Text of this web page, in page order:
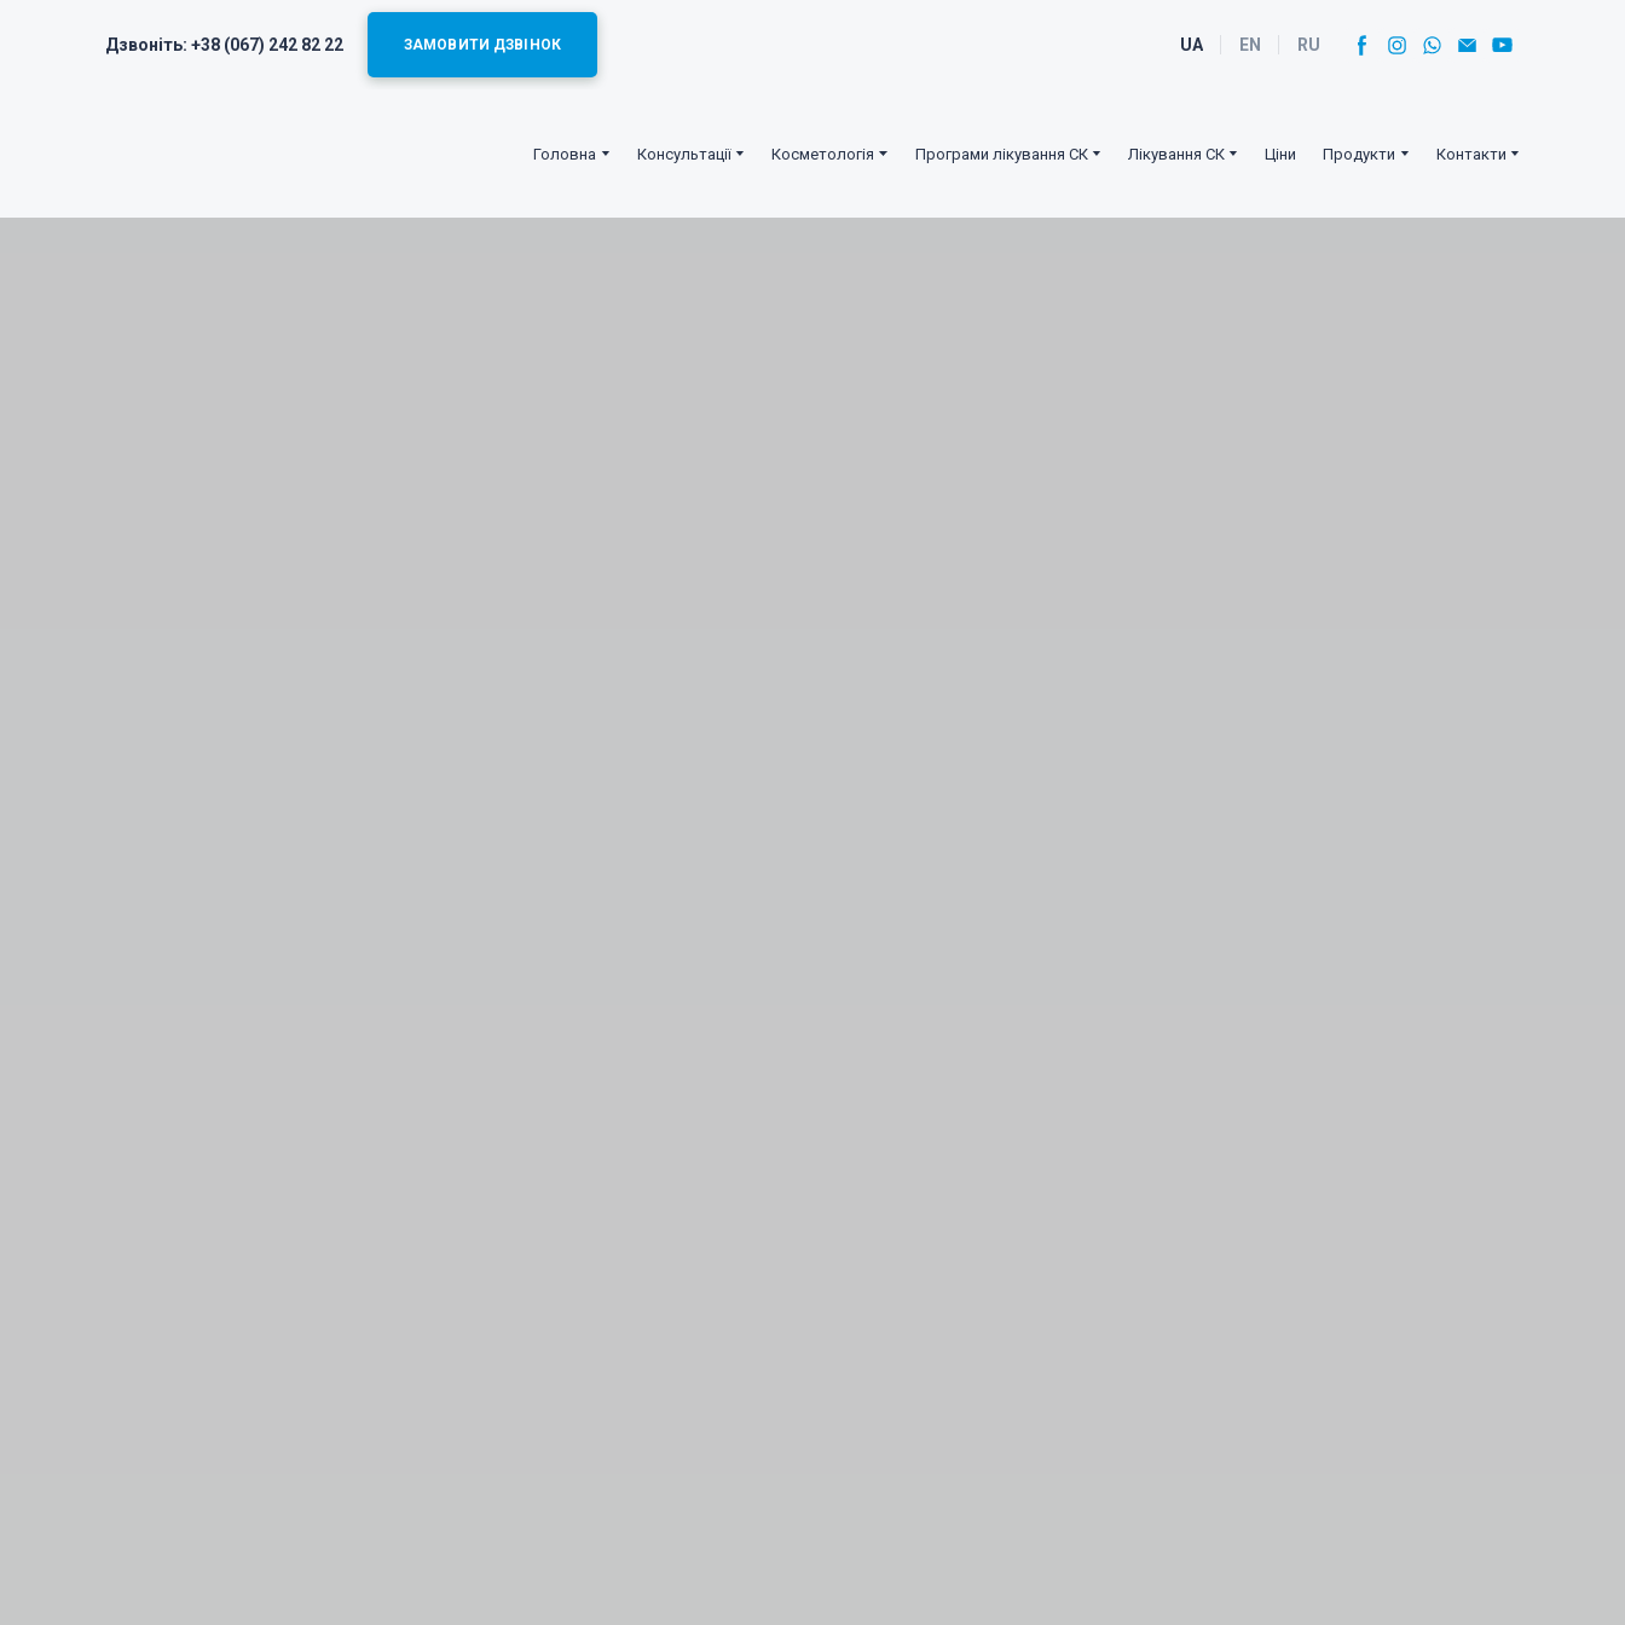
Дзвоніть: +38 (067) 242 82 22 ЗАМОВИТИ ДЗВІНОК UA EN RU
Головна Консультації Косметологія Програми лікування СК Лікування СК Ціни Продукти Контакти